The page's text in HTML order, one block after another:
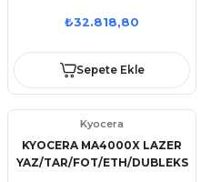
₺32.818,80
Sepete Ekle
Kyocera
KYOCERA MA4000X LAZER
YAZ/TAR/FOT/ETH/DUBLEKS